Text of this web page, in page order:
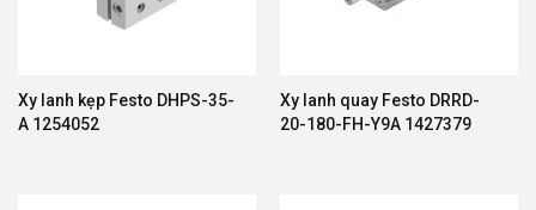
Xy lanh kẹp Festo DHPS-35-
A 1254052
Xy lanh quay Festo DRRD-
20-180-FH-Y9A 1427379